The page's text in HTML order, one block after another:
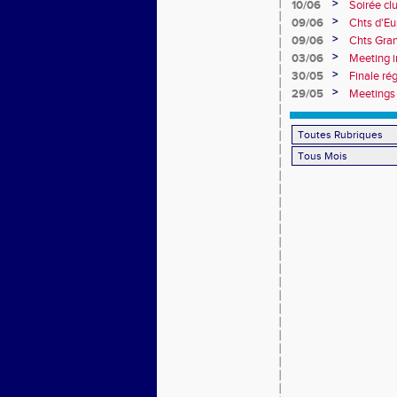
10/06
>
Soirée
09/06
>
Chts
09/06
>
Chts
03/06
>
Meeting
30/05
>
Finale
29/05
>